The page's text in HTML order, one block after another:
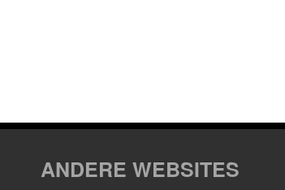
ANDERE WEBSITES